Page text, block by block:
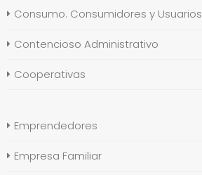
Consumo. Consumidores y Usuarios
Contencioso Administrativo
Cooperativas
Emprendedores
Empresa Familiar